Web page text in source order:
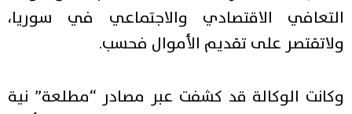
التعافي الاقتصادي والاجتماعي في سوريا،
ولاتقتصر على تقديم الأموال فحسب.
وكانت الوكالة قد كشفت عبر مصادر “مطلعة” نية